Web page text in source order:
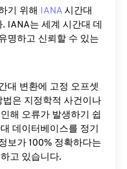
기 위해 IANA 시간대
IANA는 세계 시간대 데
명하고 신뢰할 수 있는
대 변환에 ​​고정 오프셋
은 지정학적 사건이나
해 오류가 발생하기 쉽
데이터베이스를 정기
보가 100% 정확하다는
고 있습니다.